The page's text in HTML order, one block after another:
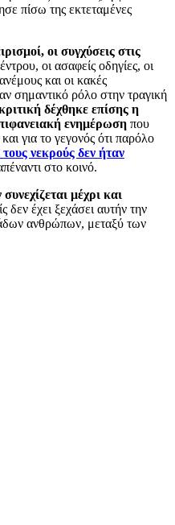
πίσω της εκτεταμένες
οι συγχύσεις στις
οι ασαφείς οδηγίες, οι
και οι κακές
σημαντικό ρόλο στην τραγική
δέχθηκε επίσης η
ενημέρωση που
για το γεγονός ότι παρόλο
νεκρούς δεν ήταν
στο κοινό.
μέχρι και
δεν έχει ξεχάσει αυτήν την
ανθρώπων, μεταξύ των